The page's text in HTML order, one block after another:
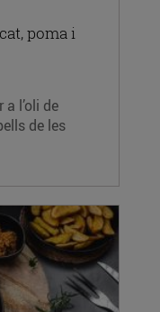
poma i
l’oli de
de les